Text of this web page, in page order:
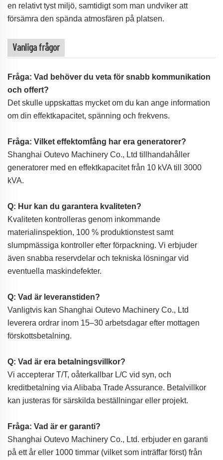
en relativt tyst miljö, samtidigt som man undviker att
försämra den spända atmosfären på platsen.
Vanliga frågor
Fråga: Vad behöver du veta för snabb kommunikation
och offert?
Det skulle uppskattas mycket om du kan ange information
om din effektkapacitet, spänning och frekvens.
Fråga: Vilket effektomfång har era generatorer?
Shanghai Outevo Machinery Co., Ltd tillhandahåller
generatorer med en effektkapacitet från 10 kVA till 3000
kVA.
Q: Hur kan du garantera kvaliteten?
Kvaliteten kontrolleras genom inkommande
materialinspektion, 100 % produktionstest samt
slumpmässiga kontroller efter förpackning. Vi erbjuder
även snabba reservdelar och tekniska lösningar vid
eventuella maskindefekter.
Q: Vad är leveranstiden?
Vanligtvis kan Shanghai Outevo Machinery Co., Ltd
leverera ordrar inom 15–30 arbetsdagar efter mottagen
förskottsbetalning.
Q: Vad är era betalningsvillkor?
Vi accepterar T/T, oåterkallbar L/C vid syn, och
kreditbetalning via Alibaba Trade Assurance. Betalvillkor
kan justeras för särskilda beställningar eller projekt.
Fråga: Vad är er garanti?
Shanghai Outevo Machinery Co., Ltd. erbjuder en garanti
på ett år eller 1000 timmar (vilket som inträffar först) från